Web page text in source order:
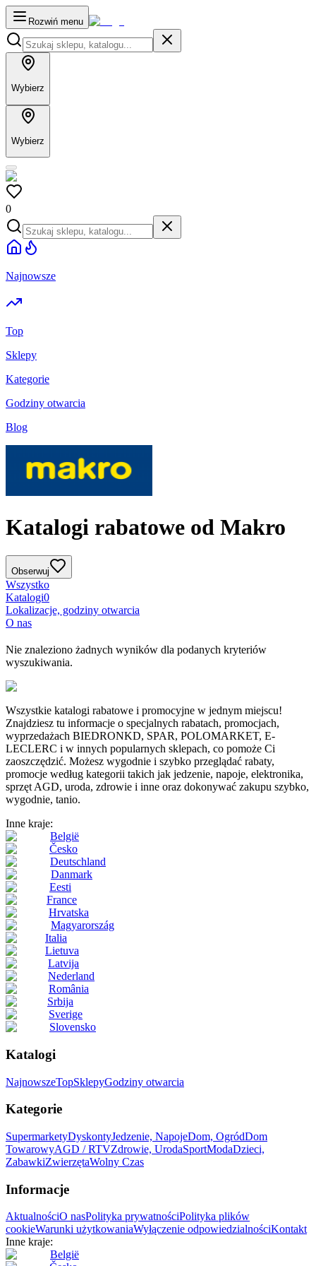
Rozwiń menu
Wybierz
Wybierz
0
Najnowsze
Top
Sklepy
Kategorie
Godziny otwarcia
Blog
Katalogi rabatowe od Makro
Obserwuj
Wszystko
Katalogi0
Lokalizacje, godziny otwarcia
O nas
Nie znaleziono żadnych wyników dla podanych kryteriów
wyszukiwania.
Wszystkie katalogi rabatowe i promocyjne w jednym miejscu!
Znajdziesz tu informacje o specjalnych rabatach, promocjach,
wyprzedażach BIEDRONKD, SPAR, POLOMARKET, E-
LECLERC i w innych popularnych sklepach, co pomoże Ci
zaoszczędzić. Możesz wygodnie i szybko przeglądać rabaty,
promocje według kategorii takich jak jedzenie, napoje, elektronika,
sprzęt AGD, uroda, zdrowie i inne oraz dokonywać zakupu szybko,
wygodnie, tanio.
Inne kraje:
België
Česko
Deutschland
Danmark
Eesti
France
Hrvatska
Magyarország
Italia
Lietuva
Latvija
Nederland
România
Srbija
Sverige
Slovensko
Katalogi
NajnowszeTopSklepyGodziny otwarcia
Kategorie
SupermarketyDyskontyJedzenie, NapojeDom, OgródDom
TowarowyAGD / RTVZdrowie, UrodaSportModaDzieci,
ZabawkiZwierzętaWolny Czas
Informacje
AktualnościO nasPolityka prywatnościPolityka plików
cookieWarunki użytkowaniaWyłączenie odpowiedzialnościKontakt
Inne kraje:
België